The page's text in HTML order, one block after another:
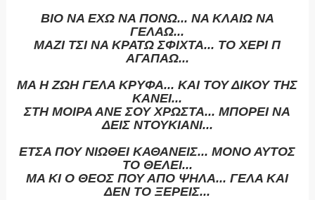
ΒΙΟ ΝΑ ΕΧΩ ΝΑ ΠΟΝΩ... ΝΑ ΚΛΑΙΩ ΝΑ
ΓΕΛΑΩ...
ΜΑΖΙ ΤΣΙ ΝΑ ΚΡΑΤΩ ΣΦΙΧΤΑ... ΤΟ ΧΕΡΙ Π
ΑΓΑΠΑΩ...
ΜΑ Η ΖΩΗ ΓΕΛΑ ΚΡΥΦΑ... ΚΑΙ ΤΟΥ ΔΙΚΟΥ ΤΗΣ
ΚΑΝΕΙ...
ΣΤΗ ΜΟΙΡΑ ΑΝΕ ΣΟΥ ΧΡΩΣΤΑ... ΜΠΟΡΕΙ ΝΑ
ΔΕΙΣ ΝΤΟΥΚΙΑΝΙ...
ΕΤΣΑ ΠΟΥ ΝΙΩΘΕΙ ΚΑΘΑΝΕΙΣ... ΜΟΝΟ ΑΥΤΟΣ
ΤΟ ΘΕΛΕΙ...
ΜΑ ΚΙ Ο ΘΕΟΣ ΠΟΥ ΑΠΟ ΨΗΛΑ... ΓΕΛΑ ΚΑΙ
ΔΕΝ ΤΟ ΞΕΡΕΙΣ...